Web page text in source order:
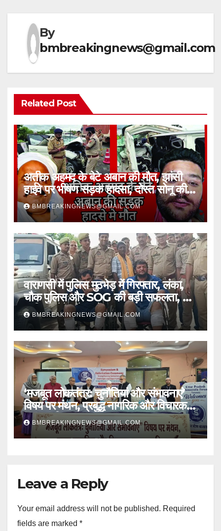
By
bmbreakingnews@gmail.com
Related Post
अतीक अहमद के बेटे अबान की मौत, झांसी
हाईवे पर भीषण सड़क हादसा, दोस्त सोनू की
भी गई जान
BMBREAKINGNEWS@GMAIL.COM
वाराणसी में पुलिस मुठभेड़ में गिरफ्तार, लंका,
चौक पुलिस और SOG की बड़ी सफलता, 2
शातिर लुटेरे चढ़े हत्थे
BMBREAKINGNEWS@GMAIL.COM
‘मजबूत लोकतंत्र: चुनौतियां और संभावनाएं’
विषय पर मंथन, प्रबुद्ध नागरिक और विचारक
हुए सम्मानित
BMBREAKINGNEWS@GMAIL.COM
Leave a Reply
Your email address will not be published. Required
fields are marked *